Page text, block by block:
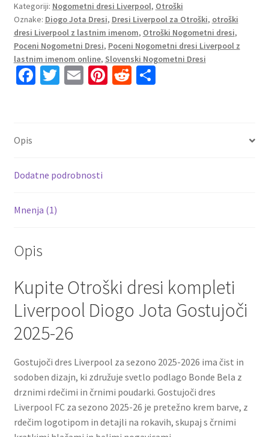
Jota
#20
Gostujoči
2025-
26
količina
Kategoriji: Nogometni dresi Liverpool, Otroški
Oznake: Diogo Jota Dresi, Dresi Liverpool za Otroški, otroški
dresi Liverpool z lastnim imenom, Otroški Nogometni dresi,
Poceni Nogometni Dresi, Poceni Nogometni dresi Liverpool z
lastnim imenom online, Slovenski Nogometni Dresi
Fa
k
T E Pi R S
Opis
Dodatne podrobnosti
Mnenja (1)
Opis
Kupite Otroški dresi kompleti
Liverpool Diogo Jota Gostujoči
2025-26
Gostujoči dres Liverpool za sezono 2025-2026 ima čist in
sodoben dizajn, ki združuje svetlo podlago Bonde Bela z
drznimi rdečimi in črnimi poudarki. Gostujoči dres
Liverpool FC za sezono 2025-26 je pretežno krem barve, z
rdečim logotipom in detajli na rokavih, skupaj s črnimi